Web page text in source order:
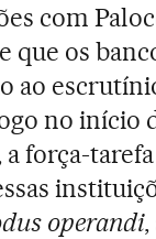
com
que os
ao
no início
força-
operandi,